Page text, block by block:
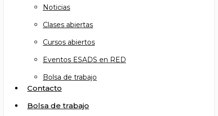
Noticias
Clases abiertas
Cursos abiertos
Eventos ESADS en RED
Bolsa de trabajo
Contacto
Bolsa de trabajo